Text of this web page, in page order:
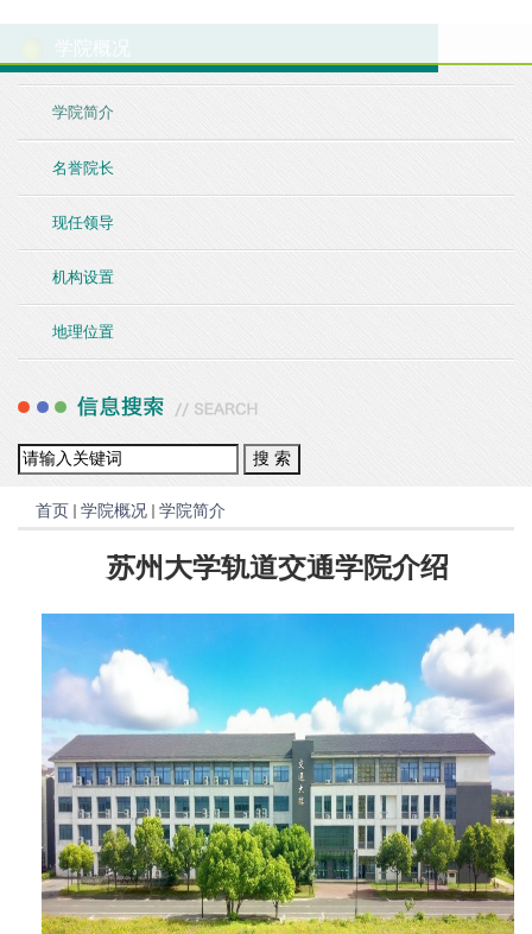
学院概况
学院简介
名誉院长
现任领导
机构设置
地理位置
首页 学院概况 学院简介
苏州大学轨道交通学院介绍